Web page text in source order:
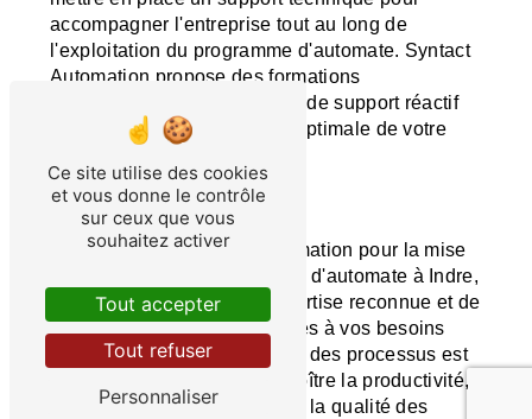
accompagner l'entreprise tout au long de
l'exploitation du programme d'automate. Syntact
Automation propose des formations
personnalisées et un service de support réactif
pour garantir une utilisation optimale de votre
CONCLUSION
En choisissant Syntact Automation pour la mise
en place de votre programme d'automate à Indre,
vous bénéficierez d'une expertise reconnue et de
solutions sur mesure adaptées à vos besoins
spécifiques. L'automatisation des processus est
un levier essentiel pour accroître la productivité,
réduire les coûts et améliorer la qualité des
Ce site utilise des cookies
et vous donne le contrôle
sur ceux que vous
souhaitez activer
Tout accepter
Tout refuser
Personnaliser